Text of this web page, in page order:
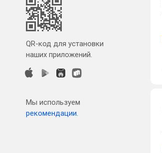
QR-код для установки
наших приложений.
Мы используем
рекомендации.